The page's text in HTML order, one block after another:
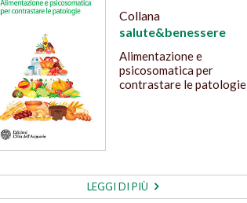
Collana
salute&benessere
Alimentazione e
psicosomatica per
contrastare le patologie
LEGGI DI PIÙ